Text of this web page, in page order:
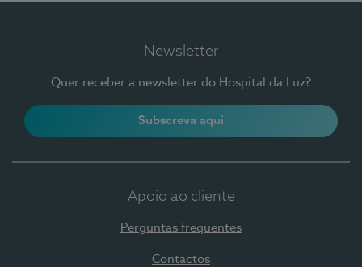
Newsletter
Quer receber a newsletter do Hospital da Luz?
Subscreva aqui
Apoio ao cliente
Perguntas frequentes
Contactos